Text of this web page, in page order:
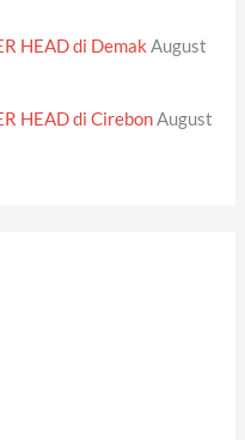
HEAD di Demak August
HEAD di Cirebon August